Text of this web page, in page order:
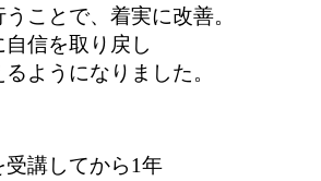
ことで、着実に改善。
信を取り戻し
ようになりました。
講してから1年